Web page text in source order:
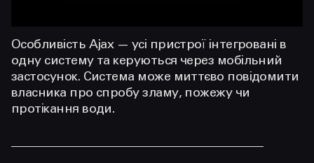
Особливість Ajax — усі пристрої інтегровані в
одну систему та керуються через мобільний
застосунок. Система може миттєво повідомити
власника про спробу зламу, пожежу чи
протікання води.